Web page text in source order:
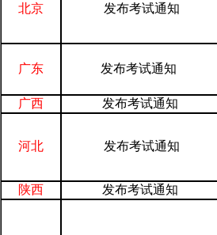
北京 发布考试通知
广东 发布考试通知
广西
发布考试通知
河北 发布考试通知
陕西
发布考试通知